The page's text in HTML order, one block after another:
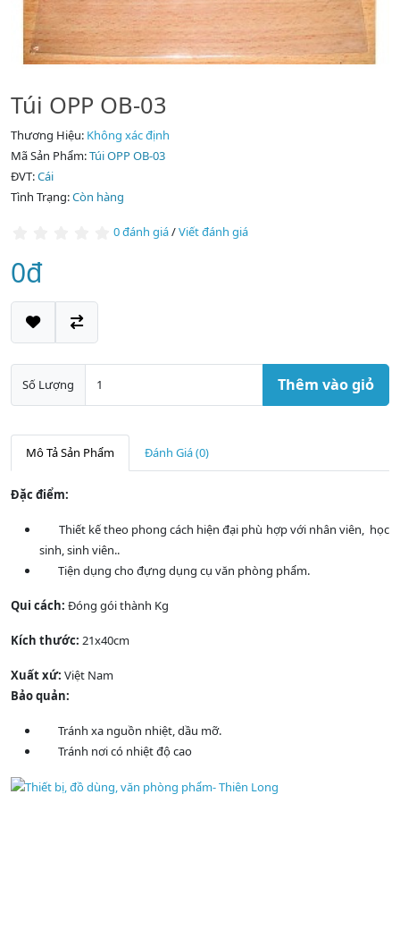
Túi OPP OB-03
Thương Hiệu: Không xác định
Mã Sản Phẩm:Túi OPP OB-03
ĐVT:Cái
Tình Trạng:Còn hàng
0 đánh giá/Viết đánh giá
0đ
Số Lượng Thêm vào giỏ
Mô Tả Sản Phẩm Đánh Giá (0)
Đặc điểm:
Thiết kế theo phong cách hiện đại phù hợp với nhân viên, học
sinh, sinh viên..
Tiện dụng cho đựng dụng cụ văn phòng phẩm.
Qui cách: Đóng gói thành Kg
Kích thước: 21x40cm
Xuất xứ: Việt Nam
Bảo quản:
Tránh xa nguồn nhiệt, dầu mỡ.
Tránh nơi có nhiệt độ cao